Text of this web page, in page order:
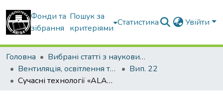
Фонди та
зібрання
Пошук за
критеріями
Статистика Увійти
Головна
Вибрані статті з наукових збірників КНУБА
Вентиляція, освітлення та теплогазопостачання
Вип. 22
Сучасні технології «ALARA» як інструмент керування впливом на формування біосферосумісного середовища об’єктів будівництва